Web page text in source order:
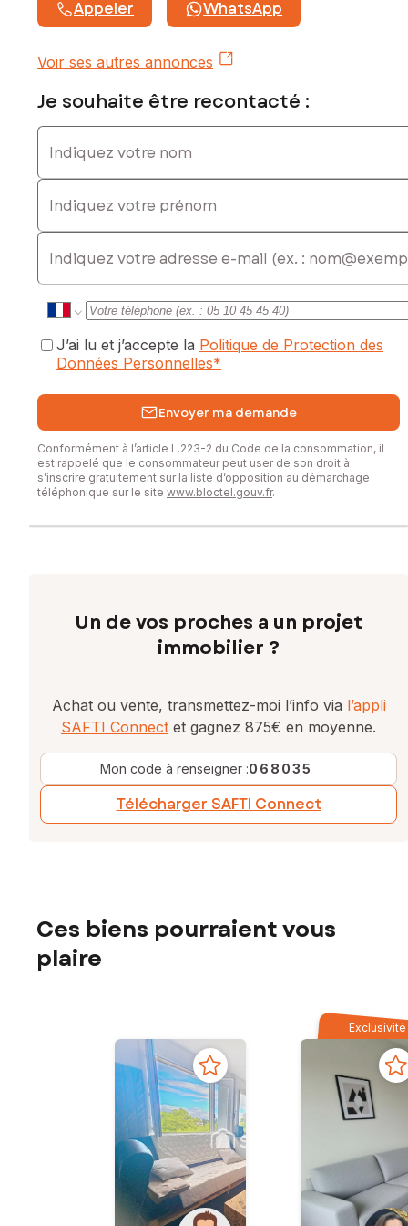
Les informations sur les risques auxquels ce bien est
www.georisques.gouv.fr
Prix de vente : 82 000 €
Honoraires charge vendeur
Contactez votre conseiller SAFTI : Xavier DE LA PARRA, Tél.
: 0671941776, E-mail : xavier.delaparra@safti.fr - EI - Agent
commercial immatriculé au RSAC de Toulouse sous le
numéro 820966927
Appeler WhatsApp
Voir ses autres annonces
Je souhaite être recontacté :
Indiquez votre nom
Indiquez votre prénom
E-mail
J’ai lu et j’accepte la Politique de Protection des
Données Personnelles*
Envoyer ma demande
Conformément à l’article L.223-2 du Code de la consommation, il
est rappelé que le consommateur peut user de son droit à
s’inscrire gratuitement sur la liste d’opposition au démarchage
téléphonique sur le site www.bloctel.gouv.fr.
Un de vos proches a un projet
immobilier ?
Achat ou vente, transmettez-moi l’info via l’appli
SAFTI Connect et gagnez 875€ en moyenne.
Mon code à renseigner :068035
Télécharger SAFTI Connect
Ces biens pourraient vous
plaire
Exclusivité